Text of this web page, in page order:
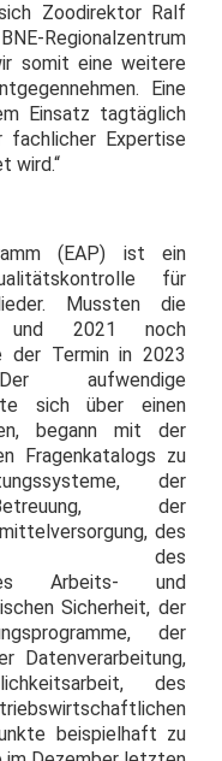
Zoodirektor Ralf
Regionalzentrum
somit eine weitere
Eine
Einsatz tagtäglich
Expertise
wird.“
(EAP) ist ein
für
Mussten die
und 2021 noch
der Termin in 2023
aufwendige
sich über einen
begann mit der
Fragenkatalogs zu
der
der
des
des
des Arbeits- und
Sicherheit, der
der
Datenverarbeitung,
des
beispielhaft zu